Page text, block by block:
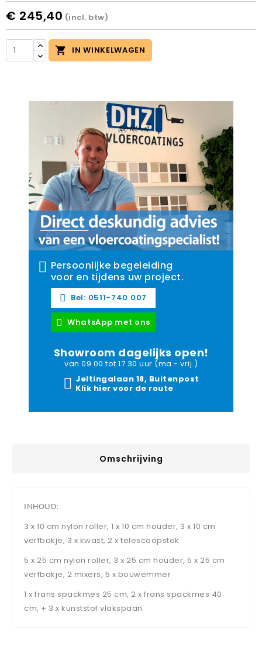
€ 245,40 (incl. btw)
 IN WINKELWAGEN
Persoonlijke begeleiding
voor en tijdens uw project.
Bel: 0511-740 007
WhatsApp met ons
Showroom dagelijks open!
van 09.00 tot 17.30 uur (ma.- vrij.)
Jeltingalaan 18, Buitenpost
Klik hier voor de route
Omschrijving
INHOUD:
3 x 10 cm nylon roller, 1 x 10 cm houder, 3 x 10 cm
verfbakje, 3 x kwast, 2 x telescoopstok
5 x 25 cm nylon roller, 3 x 25 cm houder, 5 x 25 cm
verfbakje, 2 mixers, 5 x bouwemmer
1 x frans spackmes 25 cm, 2 x frans spackmes 40
cm, + 3 x kunststof vlakspaan